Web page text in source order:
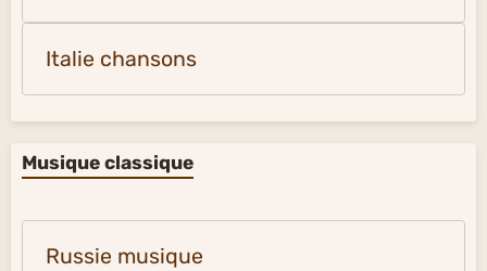
Italie chansons
Musique classique
Russie musique